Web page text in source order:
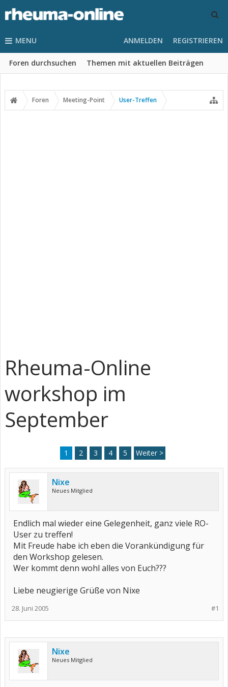
MENU
Foren durchsuchen Themen mit aktuellen Beiträgen
ANMELDEN REGISTRIEREN
Foren Meeting-Point User-Treffen
Rheuma-Online
workshop im
September
1 2 3 4 5 Weiter >
Nixe
Neues Mitglied
Endlich mal wieder eine Gelegenheit, ganz viele RO-
User zu treffen!
Mit Freude habe ich eben die Vorankündigung für
den Workshop gelesen.
Wer kommt denn wohl alles von Euch???
Liebe neugierige Grüße von Nixe
#1
28. Juni 2005
Nixe
Neues Mitglied